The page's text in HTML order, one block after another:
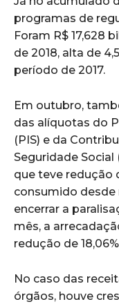
programas de
Foram R$ 17,628
de 2018, alta de
período de 2017.
Em outubro,
das alíquotas do
(PIS) e da
Seguridade Social
que teve redução
consumido
encerrar a
mês, a
redução de
No caso das
órgãos, houve